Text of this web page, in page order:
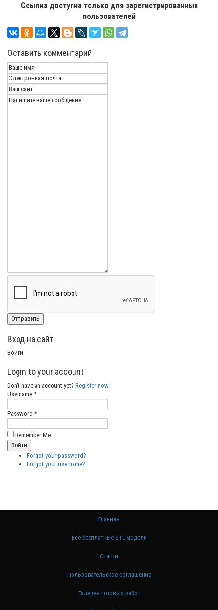
Ссылка доступна только для зарегистрированных
пользователей
Оставить комментарий
Вход на сайт
Войти
Login to your account
Don't have an account yet? Register now!
Username *
Password *
Remember Me
Forgot your password?
Forgot your username?
Главная
Все бесплатные STL модели
Статьи
Пользовательское соглашение
Галерея готовых работ